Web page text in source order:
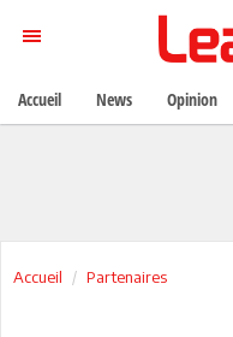
Accueil Partenaires
Accueil News Opinion